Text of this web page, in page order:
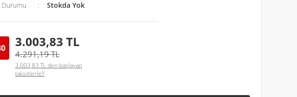
Durumu
Stokda Yok
3.003,83 TL
4.291,19 TL
3.003,83 TL den başlayan
taksitlerle!!